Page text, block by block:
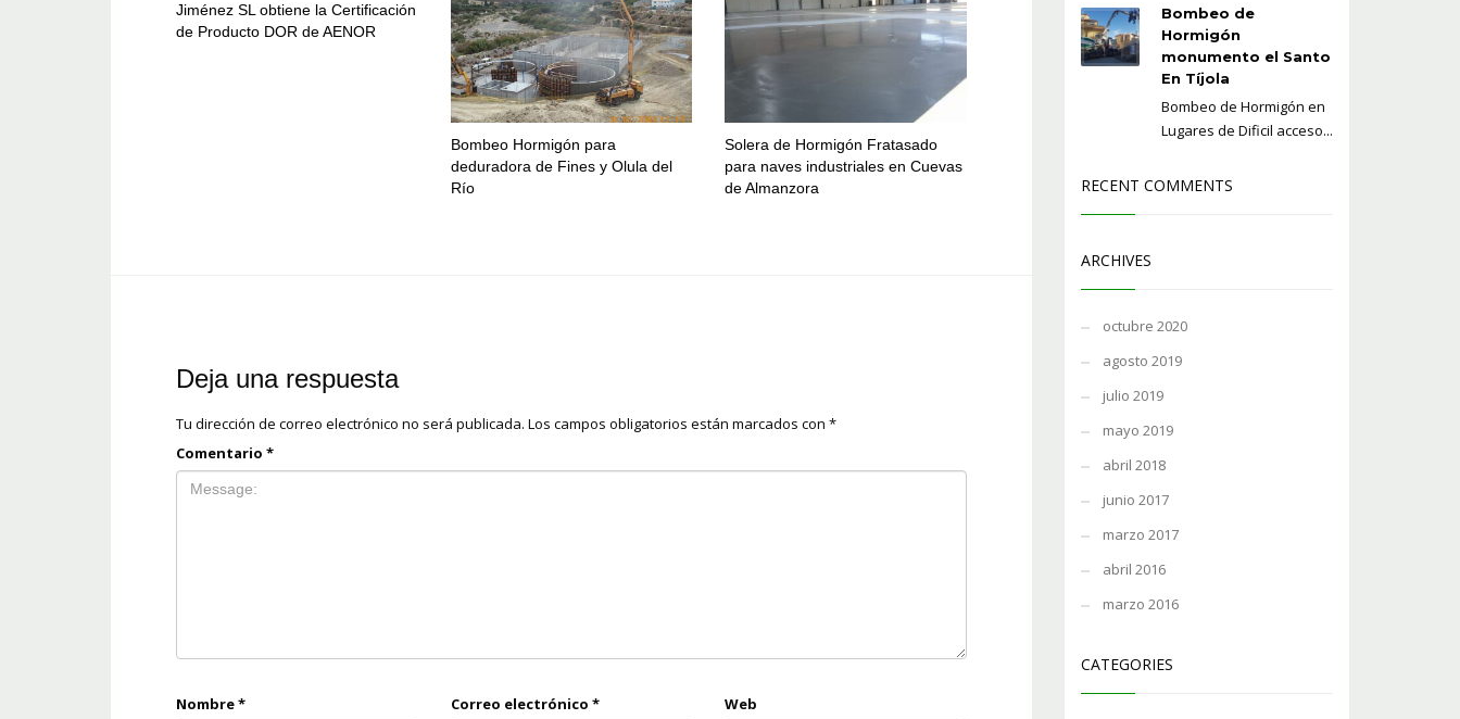
Jiménez SL obtiene la Certificación
de Producto DOR de AENOR
Bombeo Hormigón para
deduradora de Fines y Olula del
Río
Solera de Hormigón Fratasado
para naves industriales en Cuevas
de Almanzora
Deja una respuesta
Tu dirección de correo electrónico no será publicada. Los campos obligatorios están marcados con *
Comentario *
Nombre* Correo electrónico * Web
Bombeo de
Hormigón
monumento el Santo
En Tíjola
Bombeo de Hormigón en
Lugares de Dificil acceso...
RECENT COMMENTS
ARCHIVES
octubre 2020
agosto 2019
julio 2019
mayo 2019
abril 2018
junio 2017
marzo 2017
abril 2016
marzo 2016
CATEGORIES